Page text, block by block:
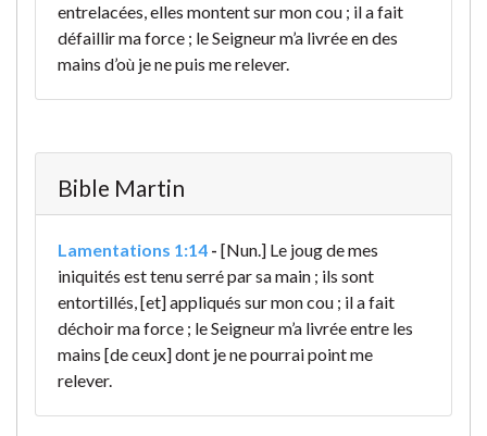
entrelacées, elles montent sur mon cou ; il a fait
défaillir ma force ; le Seigneur m’a livrée en des
mains d’où je ne puis me relever.
Bible Martin
Lamentations 1:14 - [Nun.] Le joug de mes
iniquités est tenu serré par sa main ; ils sont
entortillés, [et] appliqués sur mon cou ; il a fait
déchoir ma force ; le Seigneur m’a livrée entre les
mains [de ceux] dont je ne pourrai point me
relever.